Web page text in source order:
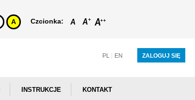
Czcionka:
A
PL EN ZALOGUJ SIĘ
INSTRUKCJE KONTAKT